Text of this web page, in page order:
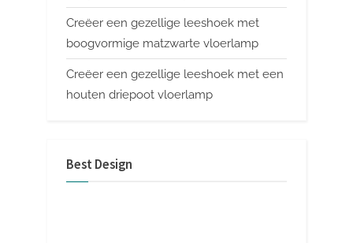
Creëer een gezellige leeshoek met
boogvormige matzwarte vloerlamp
Creëer een gezellige leeshoek met een
houten driepoot vloerlamp
Best Design